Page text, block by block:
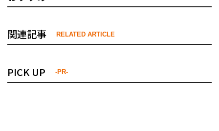
関連記事 RELATED ARTICLE
PICK UP -PR-